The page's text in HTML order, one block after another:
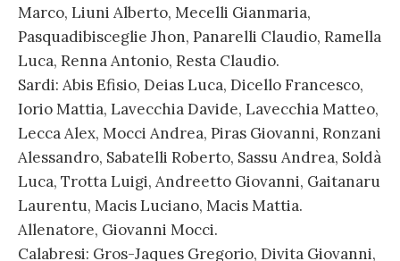
Marco, Liuni Alberto, Mecelli Gianmaria,
Pasquadibisceglie Jhon, Panarelli Claudio, Ramella
Luca, Renna Antonio, Resta Claudio.
Sardi: Abis Efisio, Deias Luca, Dicello Francesco,
Iorio Mattia, Lavecchia Davide, Lavecchia Matteo,
Lecca Alex, Mocci Andrea, Piras Giovanni, Ronzani
Alessandro, Sabatelli Roberto, Sassu Andrea, Soldà
Luca, Trotta Luigi, Andreetto Giovanni, Gaitanaru
Laurentu, Macis Luciano, Macis Mattia.
Allenatore, Giovanni Mocci.
Calabresi: Gros-Jaques Gregorio, Divita Giovanni,